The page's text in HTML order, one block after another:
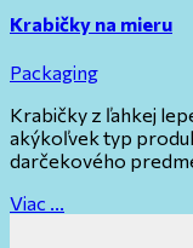
Krabičky na mieru
Packaging
Krabičky z ľahkej
akýkoľvek typ
darčekového
Viac ...